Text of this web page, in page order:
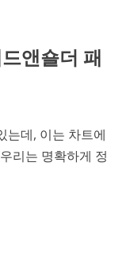
앤숄더 패
는데, 이는 차트에
리는 명확하게 정